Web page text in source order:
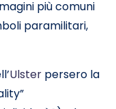
più comuni
paramilitari,
Ulster persero la